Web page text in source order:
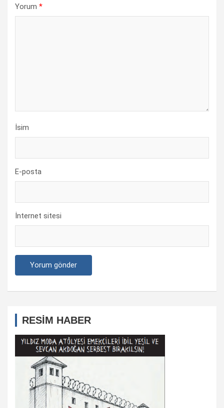
Yorum *
İsim
E-posta
İnternet sitesi
RESİM HABER